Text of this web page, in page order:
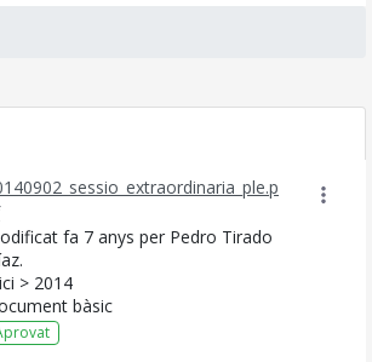
fa 7 anys per Pedro Tirado
> 2014
bàsic